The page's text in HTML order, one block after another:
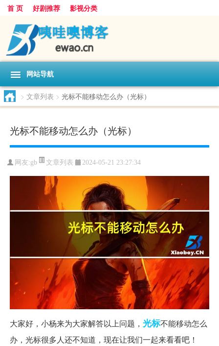
首 页 好剧推荐 影视分类
网站导航
> 文章列表 > 光标不能移动怎么办（光标）
光标不能移动怎么办（光标）
网友:gb 文章列表 2024-05-21 23:27:34
大家好，小杨来为大家解答以上问题， 光标不能移动怎么
办，光标很多人还不知道，现在让我们一起来看看吧！